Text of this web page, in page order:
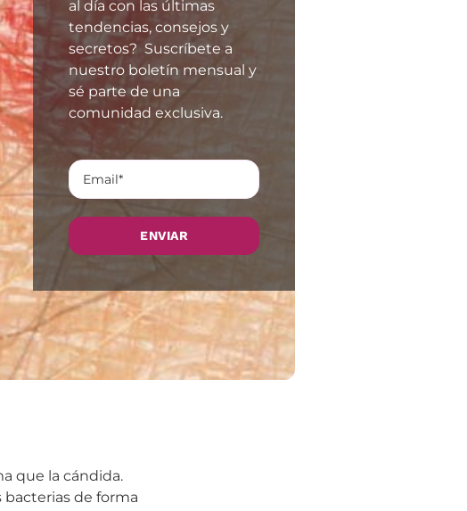
al día con las últimas
tendencias, consejos y
secretos? Suscríbete a
nuestro boletín mensual y
sé parte de una
comunidad exclusiva.
que la cándida.
bacterias de forma